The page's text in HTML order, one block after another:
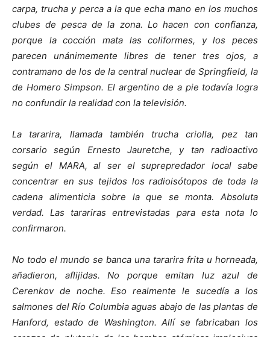
carpa, trucha y perca a la que echa mano en los muchos
clubes de pesca de la zona. Lo hacen con confianza,
porque la cocción mata las coliformes, y los peces
parecen unánimemente libres de tener tres ojos, a
contramano de los de la central nuclear de Springfield, la
de Homero Simpson. El argentino de a pie todavía logra
no confundir la realidad con la televisión.
La tararira, llamada también trucha criolla, pez tan
corsario según Ernesto Jauretche, y tan radioactivo
según el MARA, al ser el suprepredador local sabe
concentrar en sus tejidos los radioisótopos de toda la
cadena alimenticia sobre la que se monta. Absoluta
verdad. Las tarariras entrevistadas para esta nota lo
confirmaron.
No todo el mundo se banca una tararira frita u horneada,
añadieron, aflijidas. No porque emitan luz azul de
Cerenkov de noche. Eso realmente le sucedía a los
salmones del Río Columbia aguas abajo de las plantas de
Hanford, estado de Washington. Allí se fabricaban los